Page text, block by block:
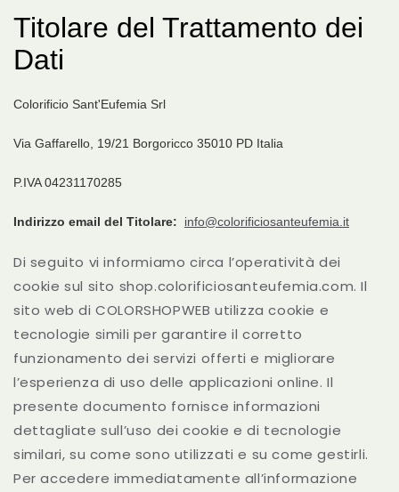
Titolare del Trattamento dei
Dati
Colorificio Sant'Eufemia Srl
Via Gaffarello, 19/21 Borgoricco 35010 PD Italia
P.IVA 04231170285
Indirizzo email del Titolare: info@colorificiosanteufemia.it
Di seguito vi informiamo circa l’operatività dei
cookie sul sito shop.colorificiosanteufemia.com. Il
sito web di COLORSHOPWEB utilizza cookie e
tecnologie simili per garantire il corretto
funzionamento dei servizi offerti e migliorare
l’esperienza di uso delle applicazioni online. Il
presente documento fornisce informazioni
dettagliate sull’uso dei cookie e di tecnologie
similari, su come sono utilizzati e su come gestirli.
Per accedere immediatamente all’informazione